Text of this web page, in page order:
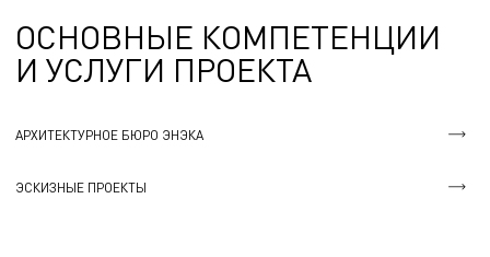
ОСНОВНЫЕ КОМПЕТЕНЦИИ
И УСЛУГИ ПРОЕКТА
АРХИТЕКТУРНОЕ БЮРО ЭНЭКА
ЭСКИЗНЫЕ ПРОЕКТЫ